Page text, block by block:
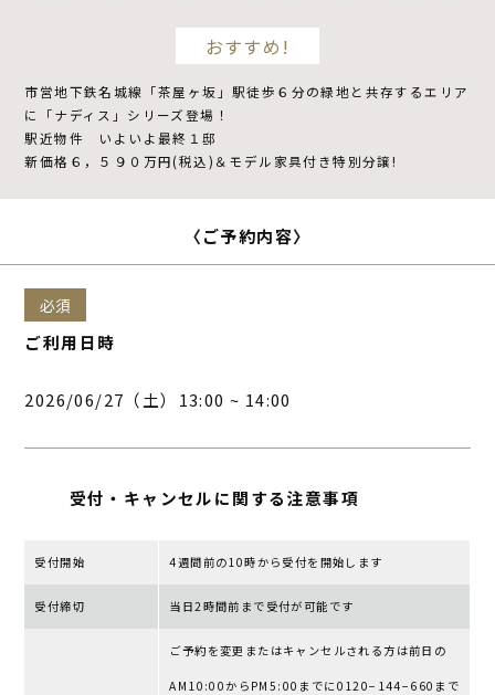
資料請求 来場予約
おすすめ!
市営地下鉄名城線「茶屋ヶ坂」駅徒歩６分の緑地と共存するエリア
に「ナディス」シリーズ登場！
駅近物件 いよいよ最終１邸
新価格６，５９０万円(税込)＆モデル家具付き特別分譲!
〈ご予約内容〉
必須
ご利用日時
2026/06/27（土）13:00 ~ 14:00
受付・キャンセルに関する注意事項
受付開始 4週間前の10時から受付を開始します
受付締切 当日2時間前まで受付が可能です
ご予約を変更またはキャンセルされる⽅は前⽇の
AM10:00からPM5:00までに0120−144−660まで